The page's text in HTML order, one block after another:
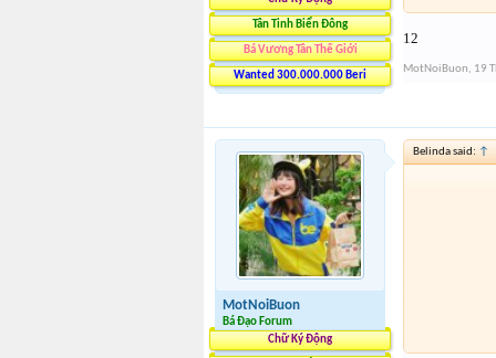
Tân Tinh Biển Đông
Bá Vương Tân Thế Giới
Wanted 300.000.000 Beri
12
MotNoiBuon, 19
MotNoiBuon
Bá Đạo Forum
Chữ Ký Động
Belinda said: ↑